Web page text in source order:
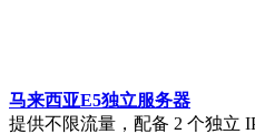
马来西亚E5独立服务器
提供不限流量，配备 2 个独立